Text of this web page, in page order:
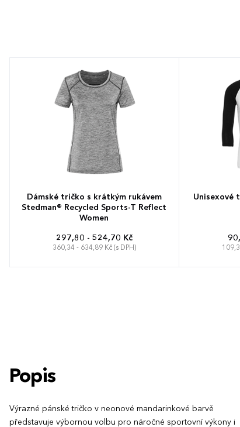
Dámské tričko s krátkým rukávem
Stedman® Recycled Sports-T Reflect
Women
297,80 - 524,70 Kč
360,34 - 634,89 Kč (s DPH)
Unisexové
Popis
Výrazné pánské tričko v neonové mandarinkové barvě
představuje výbornou volbu pro náročné sportovní výkony i